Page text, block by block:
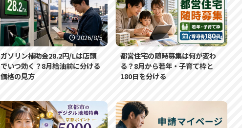
2026/8/5
ガソリン補助金28.2円/Lは店頭
でいつ効く？8月給油前に分ける
価格の見方
2026/8/4
都営住宅の随時募集は何が変わ
る？8月から若年・子育て枠と
180日を分ける